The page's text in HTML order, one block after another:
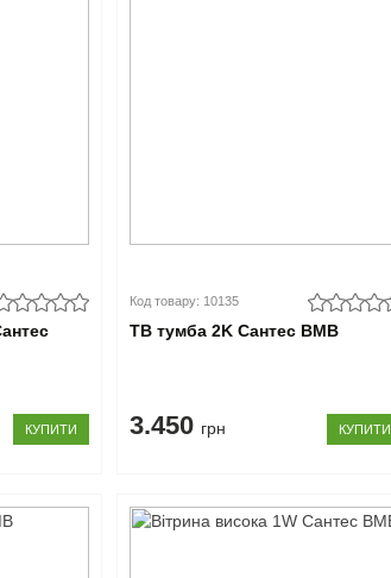
КУПИТИ
Код товару: 10135
ТВ тумба 2K Сантес ВМВ
3.450 грн КУПИТИ